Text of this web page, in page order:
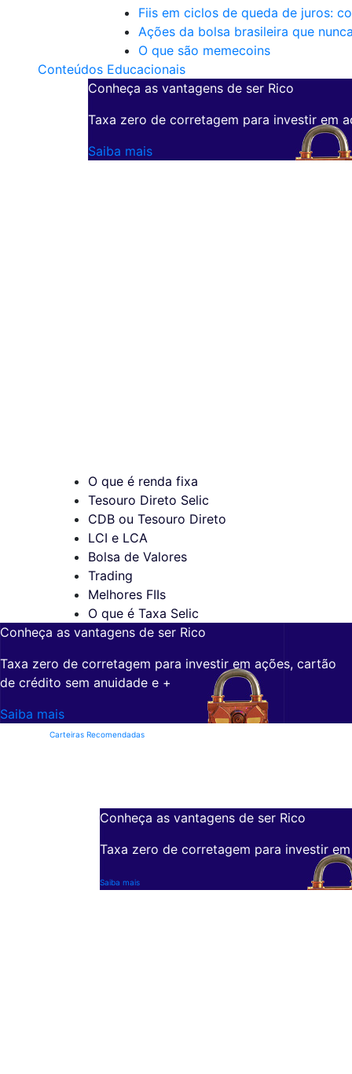
Fiis em ciclos de queda de juros:
Ações da bolsa brasileira que
O que são memecoins
Conteúdos Educacionais
Conheça as vantagens de ser Rico
Taxa zero de corretagem para investir em
Saiba mais
O que é renda fixa
Tesouro Direto Selic
CDB ou Tesouro Direto
LCI e LCA
Bolsa de Valores
Trading
Melhores FIIs
O que é Taxa Selic
Conheça as vantagens de ser Rico
Taxa zero de corretagem para investir em ações, cartão
de crédito sem anuidade e +
Saiba mais
Carteiras Recomendadas
Conheça as vantagens de ser Rico
Taxa zero de corretagem para investir
Saiba mais